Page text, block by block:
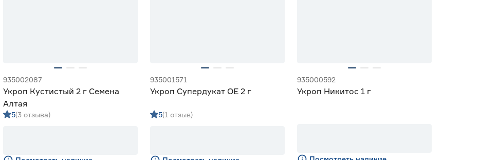
935002087
Укроп Кустистый 2 г Семена
Алтая
5(3 отзыва)
935001571
Укроп Супердукат OE 2 г
5(1 отзыв)
935000592
Укроп Никитос 1 г